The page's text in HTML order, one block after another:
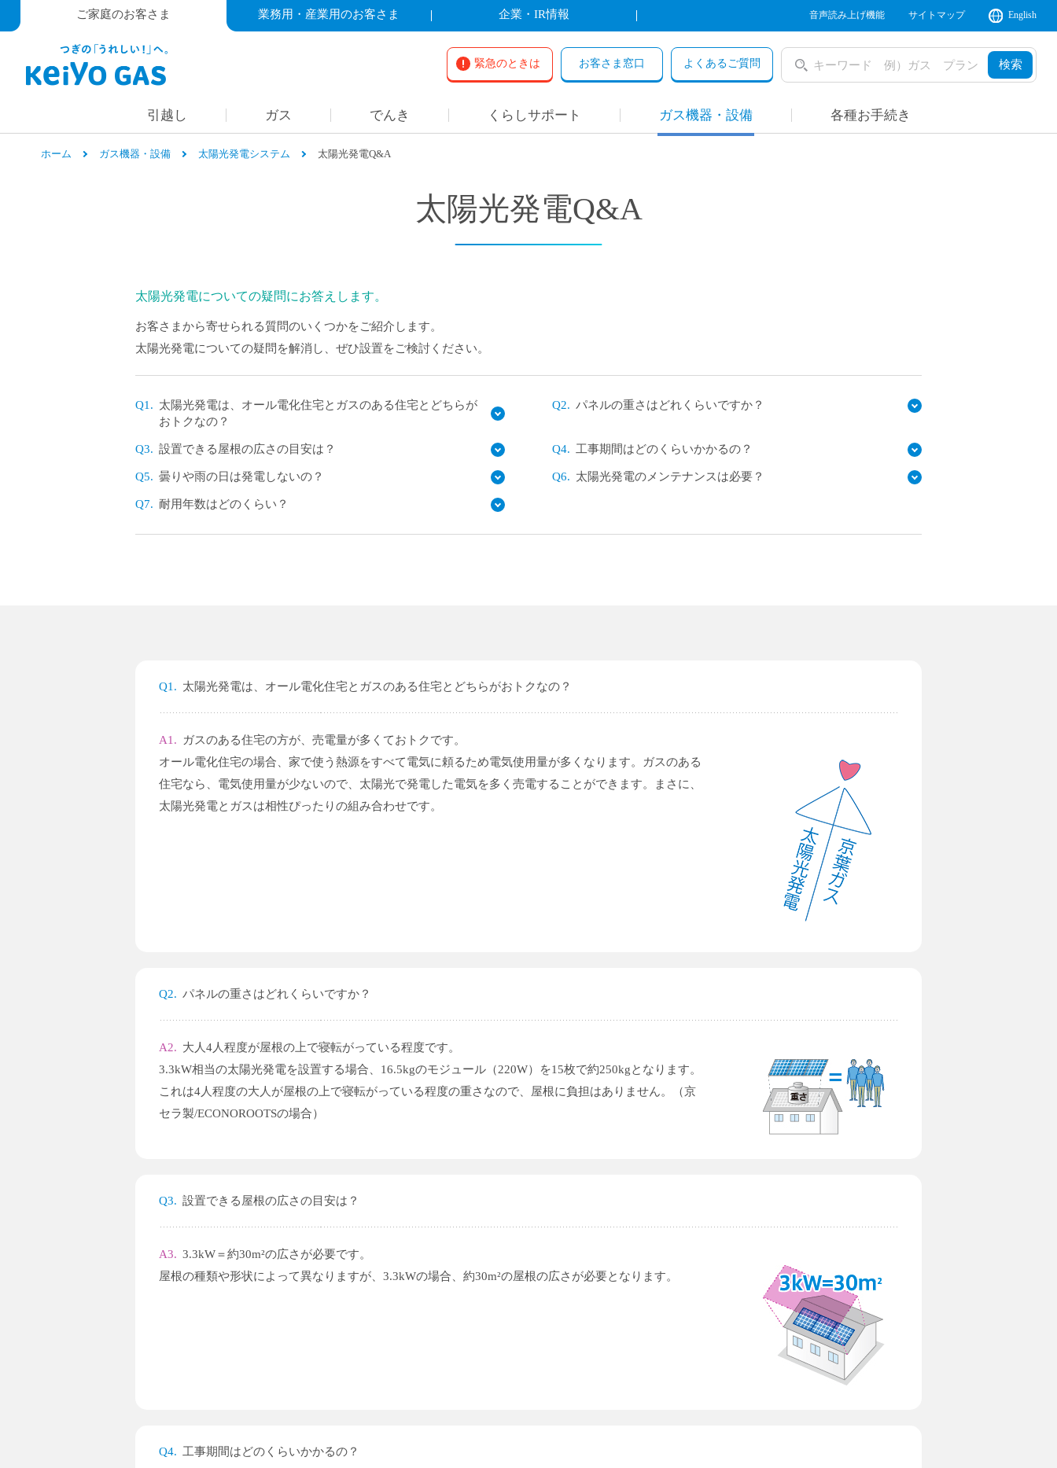
ご家庭のお客さま 業務用・産業用のお客さま 企業・IR情報 音声読み上げ機能 サイトマップ English
緊急のときは お客さま窓口 よくあるご質問 検索
引越し ガス でんき くらしサポート ガス機器・設備 各種お手続き
ホーム ガス機器・設備 太陽光発電システム 太陽光発電Q&A
太陽光発電Q&A
太陽光発電についての疑問にお答えします。
お客さまから寄せられる質問のいくつかをご紹介します。
太陽光発電についての疑問を解消し、ぜひ設置をご検討ください。
Q1. 太陽光発電は、オール電化住宅とガスのある住宅とどちらが
おトクなの？
Q2. パネルの重さはどれくらいですか？
Q3. 設置できる屋根の広さの目安は？ Q4. 工事期間はどのくらいかかるの？
Q5. 曇りや雨の日は発電しないの？ Q6. 太陽光発電のメンテナンスは必要？
Q7. 耐用年数はどのくらい？
Q1. 太陽光発電は、オール電化住宅とガスのある住宅とどちらがおトクなの？
A1.
ガスのある住宅の方が、売電量が多くておトクです。
オール電化住宅の場合、家で使う熱源をすべて電気に頼るため電気使用量が多くなります。ガスのある
住宅なら、電気使用量が少ないので、太陽光で発電した電気を多く売電することができます。まさに、
太陽光発電とガスは相性ぴったりの組み合わせです。
Q2. パネルの重さはどれくらいですか？
A2. 大人4人程度が屋根の上で寝転がっている程度です。
3.3kW相当の太陽光発電を設置する場合、16.5kgのモジュール（220W）を15枚で約250kgとなります。
これは4人程度の大人が屋根の上で寝転がっている程度の重さなので、屋根に負担はありません。（京
セラ製/ECONOROOTSの場合）
Q3. 設置できる屋根の広さの目安は？
A3. 3.3kW＝約30m²の広さが必要です。
屋根の種類や形状によって異なりますが、3.3kWの場合、約30m²の屋根の広さが必要となります。
Q4. 工事期間はどのくらいかかるの？